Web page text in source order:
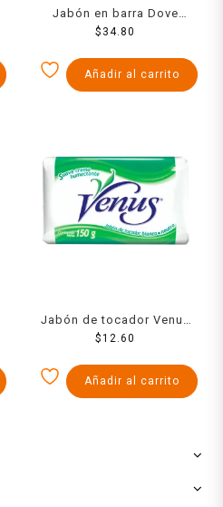
Jabón en barra Dove
exfoliación suave 135 g
$ 34.80
Añadir al carrito
Jabón de tocador Venus
blanco 150 g
$12.60
Añadir al carrito